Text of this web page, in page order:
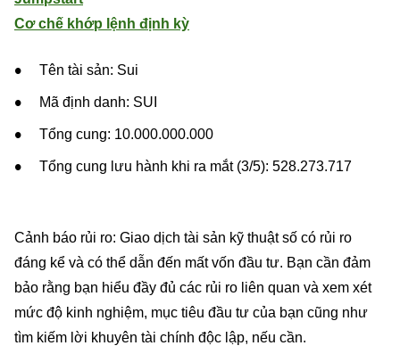
Cơ chế khớp lệnh định kỳ
Tên tài sản: Sui
Mã định danh: SUI
Tổng cung: 10.000.000.000
Tổng cung lưu hành khi ra mắt (3/5): 528.273.717
Cảnh báo rủi ro: Giao dịch tài sản kỹ thuật số có rủi ro
đáng kể và có thể dẫn đến mất vốn đầu tư. Bạn cần đảm
bảo rằng bạn hiểu đầy đủ các rủi ro liên quan và xem xét
mức độ kinh nghiệm, mục tiêu đầu tư của bạn cũng như
tìm kiếm lời khuyên tài chính độc lập, nếu cần.